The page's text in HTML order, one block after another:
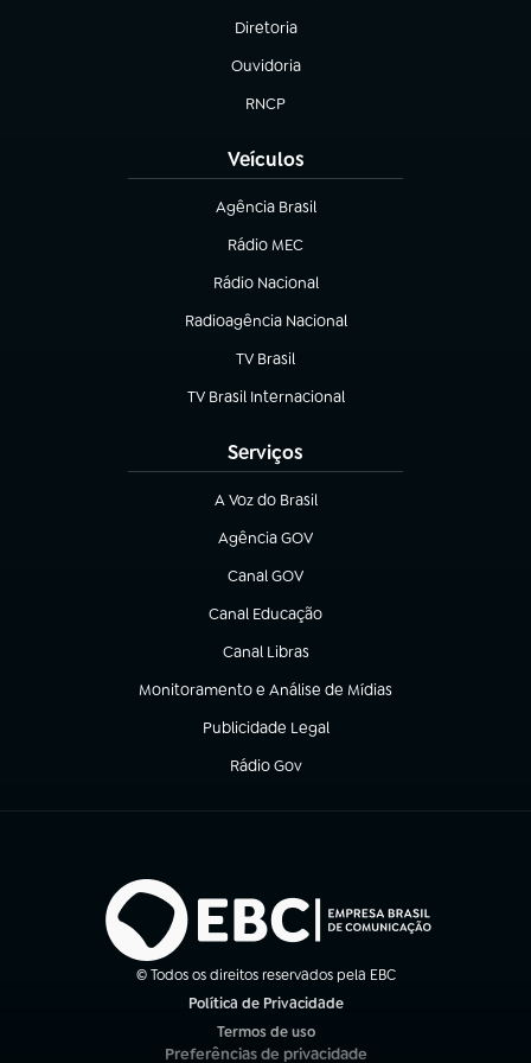
Diretoria
(abre em nova aba)
Ouvidoria
(abre em nova aba)
RNCP
(abre em nova aba)
Veículos
Agência Brasil
(abre em nova aba)
Rádio MEC
(abre em nova aba)
Rádio Nacional
Radioagência Nacional
(abre em nova aba)
TV Brasil
(abre em nova aba)
TV Brasil Internacional
(abre em nova aba)
Serviços
A Voz do Brasil
(abre em nova aba)
Agência GOV
(abre em nova aba)
Canal GOV
(abre em nova aba)
Canal Educação
(abre em nova aba)
Canal Libras
(abre em nova aba)
Monitoramento e Análise de Mídias
(abre em nova aba)
Publicidade Legal
(abre em nova aba)
Rádio Gov
(abre em nova aba)
© Todos os direitos reservados pela EBC
Política de Privacidade
Termos de uso
(abre em nova aba)
Preferências de privacidade